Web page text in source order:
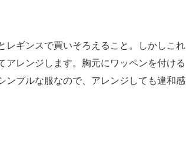
ギンスで買いそろえること。しかしこれ
アレンジします。胸元にワッペンを付ける
ンプルな服なので、アレンジしても違和感